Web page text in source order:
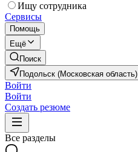
Ищу сотрудника
Сервисы
Помощь
Ещё
Поиск
Подольск (Московская область)
Войти
Войти
Создать резюме
Все разделы